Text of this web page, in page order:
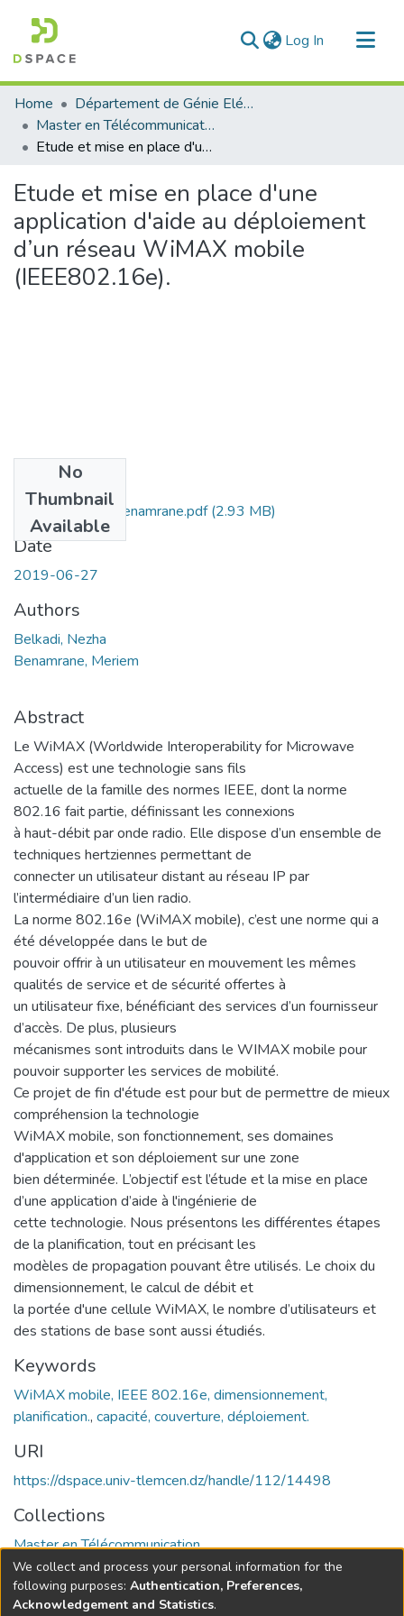
Log In (current)
Communities & Collections
All of DSpace
Statistics
Home
Département de Génie Eléctrique et Electronique
Master en Télécommunication
Etude et mise en place d'une application d'aide au déploiement d’un réseau WiMAX mobile (IEEE802.16e).
Etude et mise en place d'une
application d'aide au déploiement
d’un réseau WiMAX mobile
(IEEE802.16e).
No
Thumbnail
Available
Ms.Tel.Belkadi+Benamrane.pdf(2.93 MB)
Date
2019-06-27
Authors
Belkadi, Nezha
Benamrane, Meriem
Abstract
Le WiMAX (Worldwide Interoperability for Microwave
Access) est une technologie sans fils
actuelle de la famille des normes IEEE, dont la norme
802.16 fait partie, définissant les connexions
à haut-débit par onde radio. Elle dispose d’un ensemble de
techniques hertziennes permettant de
connecter un utilisateur distant au réseau IP par
l’intermédiaire d’un lien radio.
La norme 802.16e (WiMAX mobile), c’est une norme qui a
été développée dans le but de
pouvoir offrir à un utilisateur en mouvement les mêmes
qualités de service et de sécurité offertes à
un utilisateur fixe, bénéficiant des services d’un fournisseur
d’accès. De plus, plusieurs
mécanismes sont introduits dans le WIMAX mobile pour
pouvoir supporter les services de mobilité.
Ce projet de fin d'étude est pour but de permettre de mieux
compréhension la technologie
WiMAX mobile, son fonctionnement, ses domaines
d'application et son déploiement sur une zone
bien déterminée. L’objectif est l’étude et la mise en place
d’une application d’aide à l'ingénierie de
cette technologie. Nous présentons les différentes étapes
de la planification, tout en précisant les
modèles de propagation pouvant être utilisés. Le choix du
dimensionnement, le calcul de débit et
la portée d'une cellule WiMAX, le nombre d’utilisateurs et
des stations de base sont aussi étudiés.
Keywords
WiMAX mobile, IEEE 802.16e, dimensionnement,
planification., capacité, couverture, déploiement.
URI
https://dspace.univ-tlemcen.dz/handle/112/14498
Collections
Master en Télécommunication
Full item page
We collect and process your personal information for the
following purposes: Authentication, Preferences,
Acknowledgement and Statistics.